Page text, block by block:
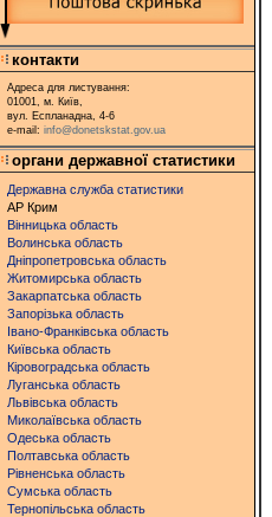
контакти
Адреса для листування:
01001, м. Київ,
вул. Еспланадна, 4-6
e-mail: info@donetskstat.gov.ua
органи державної статистики
Державна служба статистики
АР Крим
Вінницька область
Волинська область
Дніпропетровська область
Житомирська область
Закарпатська область
Запорізька область
Івано-Франківська область
Київська область
Кіровоградська область
Луганська область
Львівська область
Миколаївська область
Одеська область
Полтавська область
Рівненська область
Сумська область
Тернопільська область